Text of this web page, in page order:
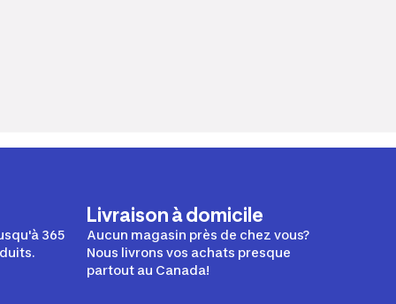
365
Livraison à domicile
Aucun magasin près de chez vous?
Nous livrons vos achats presque
partout au Canada!